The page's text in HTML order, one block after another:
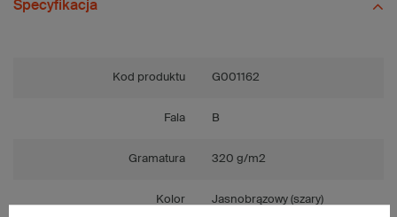
Specyfikacja
Kod produktu G001162
Fala B
Gramatura 320 g/m2
Kolor Jasnobrązowy (szary)